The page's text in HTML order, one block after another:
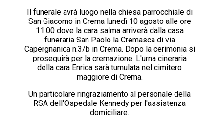
Il funerale avrà luogo nella chiesa parrocchiale di
San Giacomo in Crema lunedì 10 agosto alle ore
11:00 dove la cara salma arriverà dalla casa
funeraria San Paolo la Cremasca di via
Capergnanica n.3/b in Crema. Dopo la cerimonia si
proseguirà per la cremazione. L'urna cineraria
della cara Enrica sarà tumulata nel cimitero
maggiore di Crema.
Un particolare ringraziamento al personale della
RSA dell'Ospedale Kennedy per l'assistenza
domiciliare.